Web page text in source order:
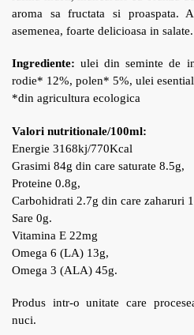
aroma sa fructata si proaspata.
asemenea, foarte delicioasa in salate.
Ingrediente: ulei din seminte de
rodie* 12%, polen* 5%, ulei
*din agricultura ecologica
Valori nutritionale/100ml:
Energie 3168kj/770Kcal
Grasimi 84g din care saturate 8.5g,
Proteine 0.8g,
Carbohidrati 2.7g din care zaharuri
Sare 0g.
Vitamina E 22mg
Omega 6 (LA) 13g,
Omega 3 (ALA) 45g.
Produs intr-o unitate care
nuci.